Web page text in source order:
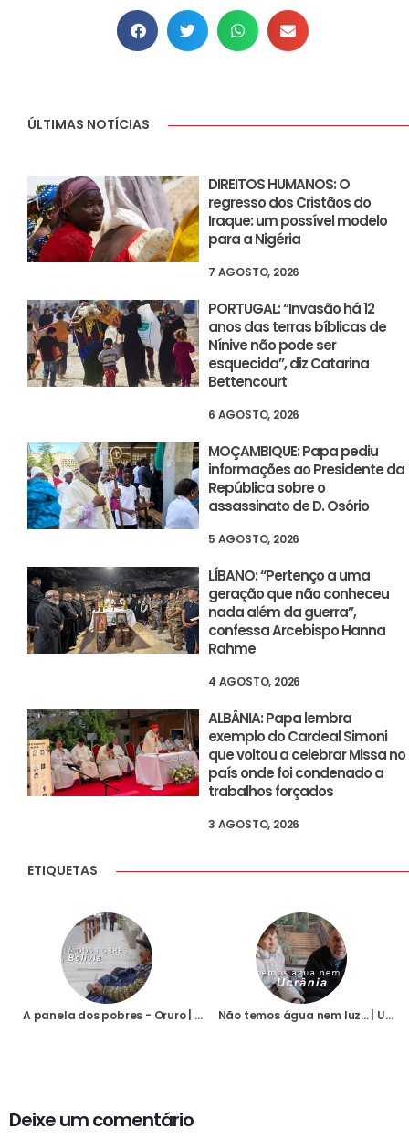
ÚLTIMAS NOTÍCIAS
DIREITOS HUMANOS: O
regresso dos Cristãos do
Iraque: um possível modelo
para a Nigéria
7 AGOSTO, 2026
PORTUGAL: “Invasão há 12
anos das terras bíblicas de
Nínive não pode ser
esquecida”, diz Catarina
Bettencourt
6 AGOSTO, 2026
MOÇAMBIQUE: Papa pediu
informações ao Presidente da
República sobre o
assassinato de D. Osório
5 AGOSTO, 2026
LÍBANO: “Pertenço a uma
geração que não conheceu
nada além da guerra”,
confessa Arcebispo Hanna
Rahme
4 AGOSTO, 2026
ALBÂNIA: Papa lembra
exemplo do Cardeal Simoni
que voltou a celebrar Missa no
país onde foi condenado a
trabalhos forçados
3 AGOSTO, 2026
ETIQUETAS
A panela dos pobres - Oruro | Bolívia Não temos água nem luz... | Ucrânia
Deixe um comentário